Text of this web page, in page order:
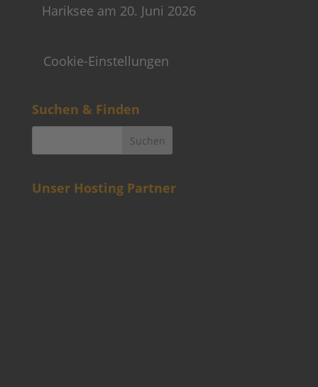
Hariksee am 20. Juni 2026
Cookie-Einstellungen
Suchen & Finden
Unser Hosting Partner